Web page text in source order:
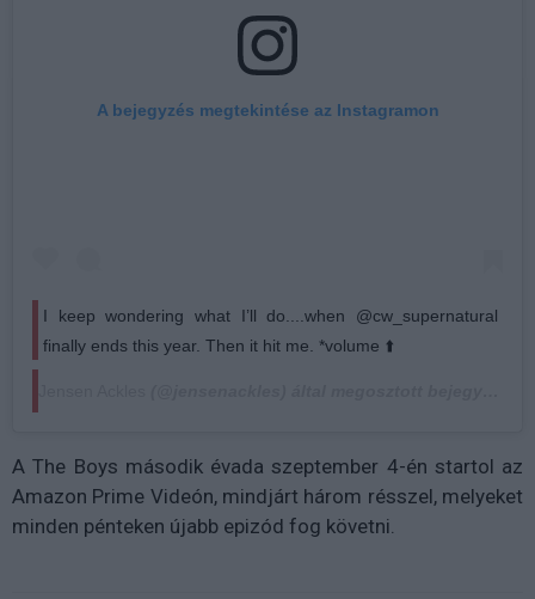
A bejegyzés megtekintése az Instagramon
I keep wondering what I’ll do....when @cw_supernatural
finally ends this year. Then it hit me. *volume ⬆️
A The Boys második évada szeptember 4-én startol az
Amazon Prime Videón, mindjárt három résszel, melyeket
minden pénteken újabb epizód fog követni.